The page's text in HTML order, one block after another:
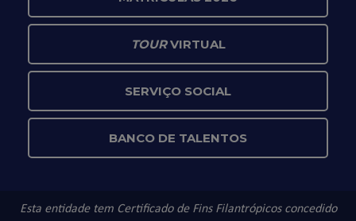
TOURVIRTUAL
SERVIÇO SOCIAL
BANCO DE TALENTOS
Esta entidade tem Certificado de Fins Filantrópicos concedido